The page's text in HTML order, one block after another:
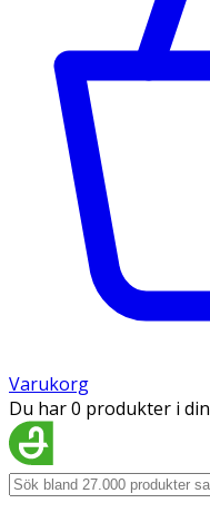
Varukorg
Du har 0 produkter i